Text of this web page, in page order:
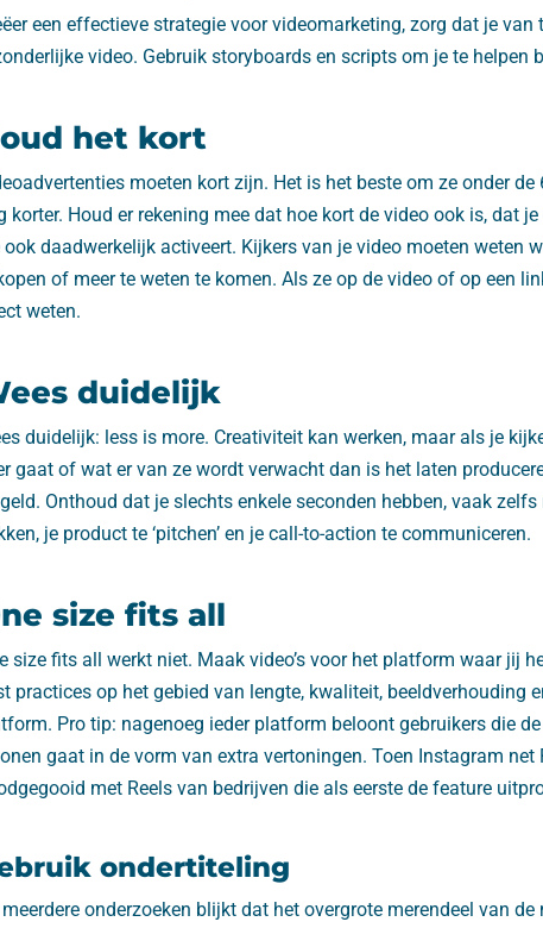
een effectieve strategie voor videomarketing, zorg dat je van
video. Gebruik storyboards en scripts om je te helpen
het kort
moeten kort zijn. Het is het beste om ze onder de
korter. Houd er rekening mee dat hoe kort de video ook is, dat
ook daadwerkelijk activeert. Kijkers van je video moeten weten
of meer te weten te komen. Als ze op de video of op een
weten.
duidelijk
duidelijk: less is more. Creativiteit kan werken, maar als je
gaat of wat er van ze wordt verwacht dan is het laten
Onthoud dat je slechts enkele seconden hebben, vaak
je product te ‘pitchen’ en je call-to-action te communiceren.
size fits all
size fits all werkt niet. Maak video’s voor het platform waar jij
practices op het gebied van lengte, kwaliteit, beeldverhouding
Pro tip: nagenoeg ieder platform beloont gebruikers die
gaat in de vorm van extra vertoningen. Toen Instagram net
met Reels van bedrijven die als eerste de feature
ondertiteling
onderzoeken blijkt dat het overgrote merendeel van de